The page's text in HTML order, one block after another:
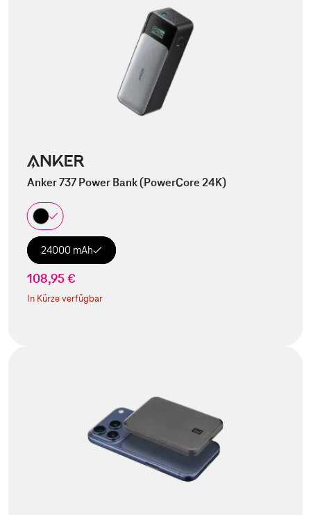
Anker 737 Power Bank (PowerCore 24K)
24000 mAh
108,95 €
In Kürze verfügbar